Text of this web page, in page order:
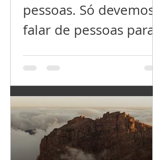
pessoas. Só devemos
falar de pessoas para
mal resolvidas ou
incompreendidas,
nada além disso! Não
fala nem dos que você
ama, nem dos que